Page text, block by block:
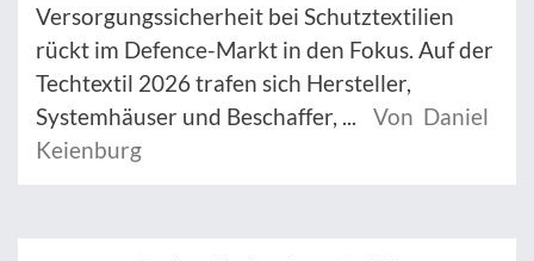
Versorgungssicherheit bei Schutztextilien
rückt im Defence-Markt in den Fokus. Auf der
Techtextil 2026 trafen sich Hersteller,
Systemhäuser und Beschaffer, ...
Von Daniel
Keienburg